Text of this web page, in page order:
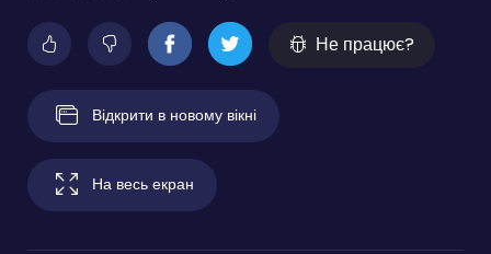
Не працює?
Відкрити в новому вікні
На весь екран